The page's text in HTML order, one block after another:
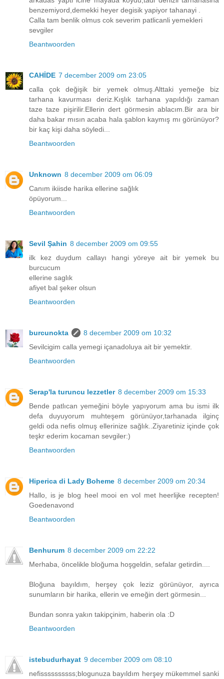
benzemiyord,demekki heyer degisik yapiyor tahanayi .
Calla tam benlik olmus cok severim patlicanli yemekleri
sevgiler
Beantwoorden
CAHİDE 7 december 2009 om 23:05
calla çok değişik bir yemek olmuş.Alttaki yemeğe biz
tarhana kavurması deriz.Kışlık tarhana yapıldığı zaman
taze taze pişirilir.Ellerin dert görmesin ablacım.Bir ara bir
daha bakar mısın acaba hala şablon kaymış mı görünüyor?
bir kaç kişi daha söyledi...
Beantwoorden
Unknown 8 december 2009 om 06:09
Canım ikiisde harika ellerine sağlık
öpüyorum...
Beantwoorden
Sevil Şahin 8 december 2009 om 09:55
ilk kez duydum callayı hangi yöreye ait bir yemek bu
burcucum
ellerine saglık
afiyet bal şeker olsun
Beantwoorden
burcunokta
8 december 2009 om 10:32
Sevilcigim calla yemegi içanadoluya ait bir yemektir.
Beantwoorden
Serap'la turuncu lezzetler 8 december 2009 om 15:33
Bende patlıcan yemeğini böyle yapıyorum ama bu ismi ilk
defa duyuyorum muhteşem görünüyor,tarhanada ilginç
geldi oda nefis olmuş ellerinize sağlık..Ziyaretiniz içinde çok
teşkr ederim kocaman sevgiler:)
Beantwoorden
Hiperica di Lady Boheme 8 december 2009 om 20:34
Hallo, is je blog heel mooi en vol met heerlijke recepten!
Goedenavond
Beantwoorden
Benhurum 8 december 2009 om 22:22
Merhaba, öncelikle bloğuma hoşgeldin, sefalar getirdin....
Bloğuna bayıldım, herşey çok leziz görünüyor, ayrıca
sunumların bir harika, ellerin ve emeğin dert görmesin...
Bundan sonra yakın takipçinim, haberin ola :D
Beantwoorden
istebudurhayat 9 december 2009 om 08:10
nefissssssssss;blogunuza bayıldım herşey mükemmel sanki